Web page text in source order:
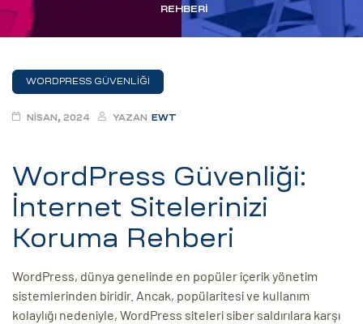
Aday
REHBERI
WORDPRESS GÜVENLIĞI
NISAN, 2024 YAZAN EWT
WordPress Güvenliği:
İnternet Sitelerinizi
Koruma Rehberi
WordPress, dünya genelinde en popüler içerik yönetim
sistemlerinden biridir. Ancak, popülaritesi ve kullanım
kolaylığı nedeniyle, WordPress siteleri siber saldırılara karşı